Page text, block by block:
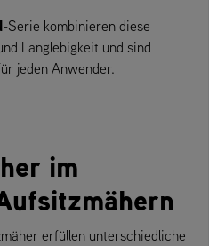
-Serie kombinieren diese
Langlebigkeit und sind
jeden Anwender.
im
erfüllen unterschiedliche